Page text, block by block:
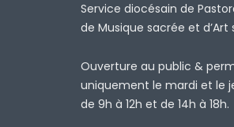
Service diocésain de
de Musique sacrée et d’Art
Ouverture au public &
uniquement le mardi et le
de 9h à 12h et de 14h à 18h.